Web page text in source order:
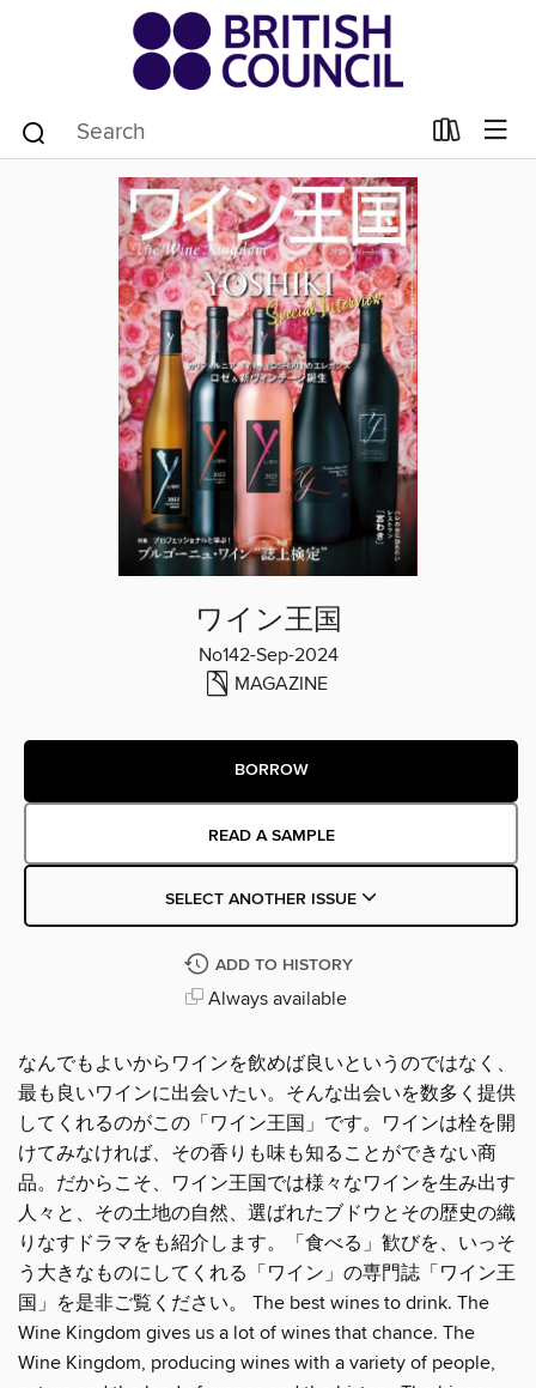
ワイン王国
No142-Sep-2024
MAGAZINE
BORROW
READ A SAMPLE
SELECT ANOTHER ISSUE
ADD TO HISTORY
Always available
なんでもよいからワインを飲めば良いというのではなく、
最も良いワインに出会いたい。そんな出会いを数多く提供
してくれるのがこの「ワイン王国」です。ワインは栓を開
けてみなければ、その香りも味も知ることができない商
品。だからこそ、ワイン王国では様々なワインを生み出す
人々と、その土地の自然、選ばれたブドウとその歴史の織
りなすドラマをも紹介します。「食べる」歓びを、いっそ
う大きなものにしてくれる「ワイン」の専門誌「ワイン王
国」を是非ご覧ください。 The best wines to drink. The
Wine Kingdom gives us a lot of wines that chance. The
Wine Kingdom, producing wines with a variety of people,